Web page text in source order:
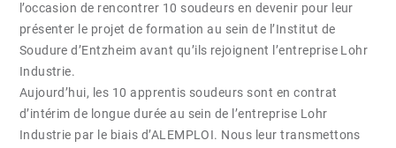
l’occasion de rencontrer 10 soudeurs en devenir pour leur
présenter le projet de formation au sein de l’Institut de
Soudure d’Entzheim avant qu’ils rejoignent l’entreprise Lohr
Industrie.
Aujourd’hui, les 10 apprentis soudeurs sont en contrat
d’intérim de longue durée au sein de l’entreprise Lohr
Industrie par le biais d’ALEMPLOI. Nous leur transmettons